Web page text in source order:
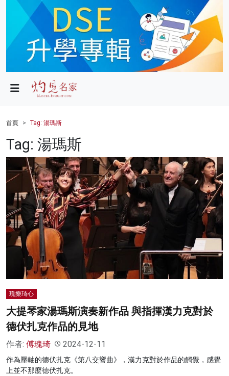
政局
財經
健康
商業
科技
影片
名家榜
灼見活動
首頁 Tag: 湯瑪斯
Tag: 湯瑪斯
瑰樂琦心
大提琴家湯瑪斯演奏新作品 與指揮漢力克對於
德伏扎克作品的見地
作者: 傅瑰琦 2024-12-11
作為壓軸的德伏扎克《第八交響曲》，漢力克對於作品的觸覺，感覺
上並不那麼德伏扎克。